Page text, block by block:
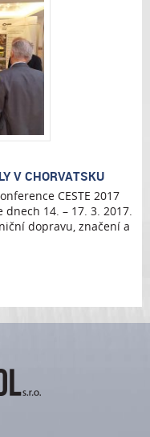
V CHORVATSKU
CESTE 2017
14. – 17. 3. 2017.
dopravu, značení a
provozu.